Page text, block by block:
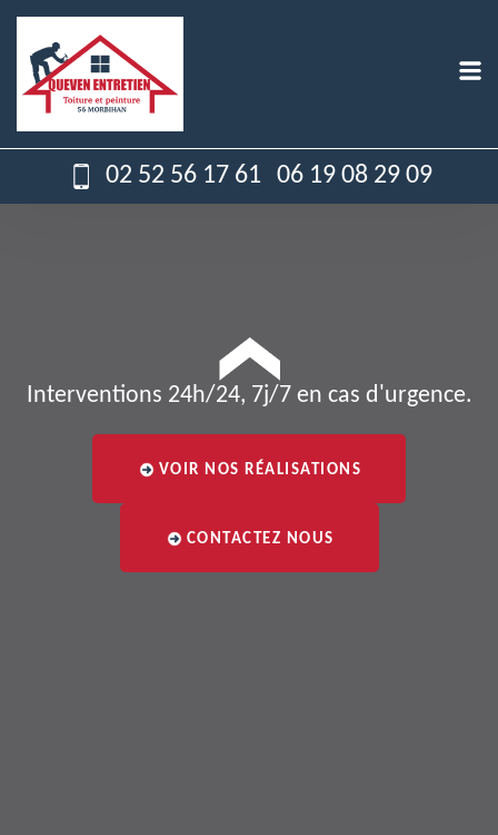
02 52 56 17 61 06 19 08 29 09
Interventions 24h/24, 7j/7 en cas d'urgence.
VOIR NOS RÉALISATIONS
CONTACTEZ NOUS